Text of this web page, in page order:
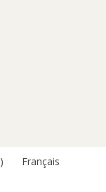
)
Français